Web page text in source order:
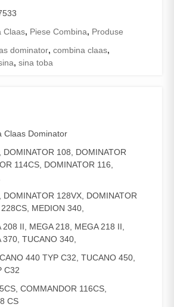
Claas, Piese Combina, Produse
dominator, combina claas,
, sina toba
Claas Dominator
DOMINATOR 108, DOMINATOR
114CS, DOMINATOR 116,
DOMINATOR 128VX, DOMINATOR
MEDION 340,
II, MEGA 218, MEGA 218 II,
TUCANO 340,
440 TYP C32, TUCANO 450,
C32
COMMANDOR 116CS,
CS